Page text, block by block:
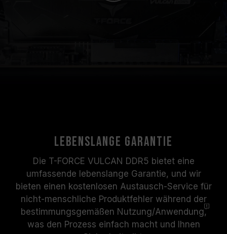
Lebenslange Garantie
Die T-FORCE VULCAN DDR5 bietet eine
umfassende lebenslange Garantie, und wir
bieten einen kostenlosen Austausch-Service für
nicht-menschliche Produktfehler während der
bestimmungsgemäßen Nutzung/Anwendung,
was den Prozess einfach macht und Ihnen